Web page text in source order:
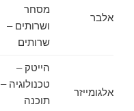
אלבר
מסחר
ושרותים –
שרותים
אלגומייזר
הייטק –
טכנולוגיה –
תוכנה